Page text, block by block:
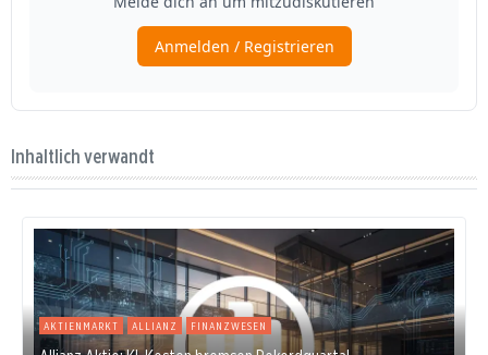
Inhaltlich verwandt
AKTIENMARKT ALLIANZ FINANZWESEN